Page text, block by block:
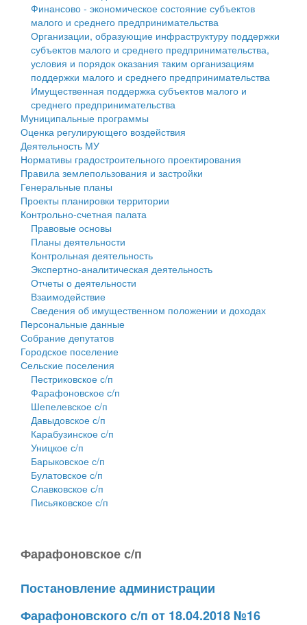
Персональные данные
Оценка регулирующего воздействия
Деятельность МУ
Нормативы градостроительного проектирования
Правила землепользования и застройки
Генеральные планы
Проекты планировки территории
Собрание депутатов
Городское поселение
Сельские поселения
Финансово - экономическое состояние субъектов
малого и среднего предпринимательства
Организации, образующие инфраструктуру поддержки
субъектов малого и среднего предпринимательства,
условия и порядок оказания таким организациям
поддержки малого и среднего предпринимательства
Имущественная поддержка субъектов малого и
среднего предпринимательства
Муниципальные программы
Оценка регулирующего воздействия
Деятельность МУ
Нормативы градостроительного проектирования
Правила землепользования и застройки
Генеральные планы
Проекты планировки территории
Контрольно-счетная палата
Правовые основы
Планы деятельности
Контрольная деятельность
Экспертно-аналитическая деятельность
Отчеты о деятельности
Взаимодействие
Сведения об имущественном положении и доходах
Персональные данные
Собрание депутатов
Городское поселение
Сельские поселения
Пестриковское с/п
Фарафоновское с/п
Шепелевское с/п
Давыдовское с/п
Карабузинское с/п
Уницкое с/п
Барыковское с/п
Булатовское с/п
Славковское с/п
Письяковское с/п
Фарафоновское с/п
Постановление администрации
Фарафоновского с/п от 18.04.2018 №16